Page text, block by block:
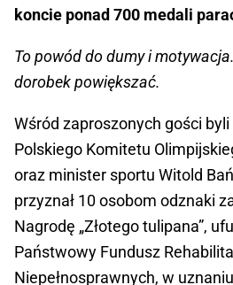
koncie ponad 700 medali
To powód do dumy i
dorobek powiększać.
Wśród zaproszonych gości
Polskiego Komitetu
oraz minister sportu Witold
przyznał 10 osobom odznaki
Nagrodę „Złotego tulipana”,
Państwowy Fundusz
Niepełnosprawnych, w